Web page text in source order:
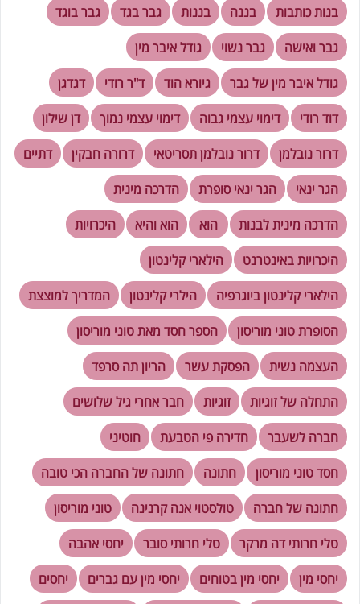
בנות כותבות
בננה בננות גבר בגד
גבר בוגד
גבר ואישה
גבר נשוי
גודל איבר מין
גודל איבר מין של גבר
גיורא הוד ד"ר רודי
דגדגן
דוד רודי
דימוי עצמי גבוה דימוי עצמי נמוך
דן שילון
דרור נובלמן
דרור נובלמן תסריטאי דרורה חבקין
דתיים
הגר ינאי
הגר ינאי סופרת
הדרכה מינית
הדרכה מינית לבנות
הוא הוא והיא
היכרויות
היכרויות באינטרנט
הילארי קלינטון
הילארי קלינטון ביוגרפיה
הילרי קלינטון
המדריך למוצצת
הסופרת טוני מוריסון
הספר חסד מאת טוני מוריסון
העצמה נשית
הפסקת עשר
הריון תה סרפד
התחלה של זוגיות
זוגיות
חבר אחרי גיל שלושים
חברה לשעבר
חדירה פי הטבעת
חוטיני
חסד טוני מוריסון
חתונה
חתונה של החברה הכי טובה
חתונה של חברה
טולסטוי אנה קרנינה
טוני מוריסון
טלי חרותי דה מרקר
טלי חרותי סובר
יחסי אהבה
יחסי מין
יחסי מין בטוחים יחסי מין עם גברים
יחסים